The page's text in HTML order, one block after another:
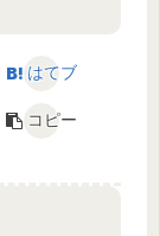
はてブ
コピー